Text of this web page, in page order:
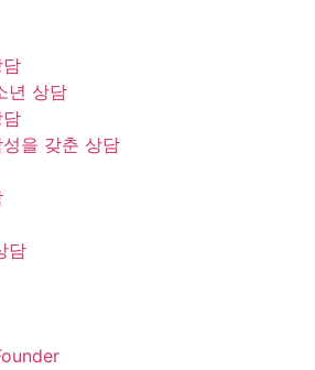
년 상담
을 갖춘 상담
담